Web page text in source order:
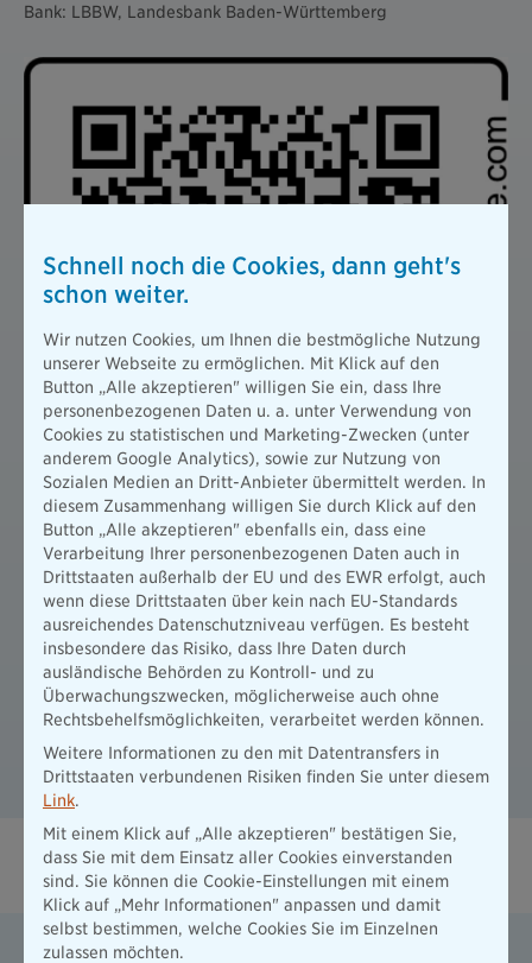
Bank: LBBW, Landesbank Baden-Württemberg
Alternativ können Sie über diesen QR-Code eine Fotoüberweisung
vornehmen. Einfach in Ihrer Banking-App einscannen.
Spendenbescheinigung
Gerne stellen wir Ihnen eine Zuwendungsbescheinigung für
Ihre Spende aus. Bitte füllen Sie hierzu folgendes
Kontaktformular aus.
Zum Online-Formular "Spendenbescheinigung anfordern"
Informationen zur Erwin Flieger Stiftung
Stiftungsrat
Schnell noch die Cookies, dann geht's
schon weiter.
Wir nutzen Cookies, um Ihnen die bestmögliche Nutzung
unserer Webseite zu ermöglichen. Mit Klick auf den
Button „Alle akzeptieren" willigen Sie ein, dass Ihre
personenbezogenen Daten u. a. unter Verwendung von
Cookies zu statistischen und Marketing-Zwecken (unter
anderem Google Analytics), sowie zur Nutzung von
Sozialen Medien an Dritt-Anbieter übermittelt werden. In
diesem Zusammenhang willigen Sie durch Klick auf den
Button „Alle akzeptieren" ebenfalls ein, dass eine
Verarbeitung Ihrer personenbezogenen Daten auch in
Drittstaaten außerhalb der EU und des EWR erfolgt, auch
wenn diese Drittstaaten über kein nach EU-Standards
ausreichendes Datenschutzniveau verfügen. Es besteht
insbesondere das Risiko, dass Ihre Daten durch
ausländische Behörden zu Kontroll- und zu
Überwachungszwecken, möglicherweise auch ohne
Rechtsbehelfsmöglichkeiten, verarbeitet werden können.
Weitere Informationen zu den mit Datentransfers in
Drittstaaten verbundenen Risiken finden Sie unter diesem
Link.
Mit einem Klick auf „Alle akzeptieren" bestätigen Sie,
dass Sie mit dem Einsatz aller Cookies einverstanden
sind. Sie können die Cookie-Einstellungen mit einem
Klick auf „Mehr Informationen" anpassen und damit
selbst bestimmen, welche Cookies Sie im Einzelnen
zulassen möchten.